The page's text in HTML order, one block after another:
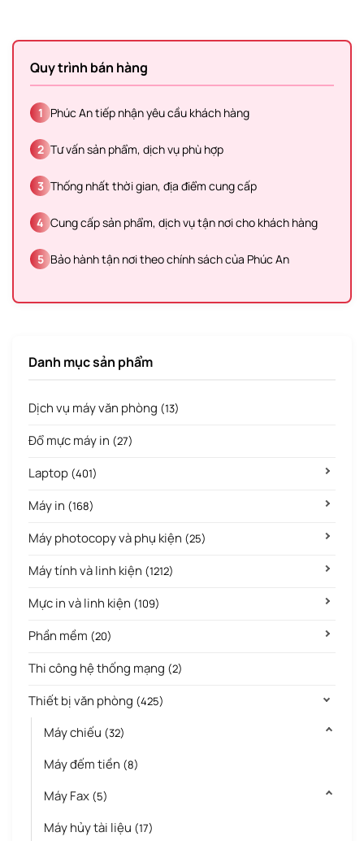
Quy trình bán hàng
1 Phúc An tiếp nhận yêu cầu khách hàng
2 Tư vấn sản phẩm, dịch vụ phù hợp
3 Thống nhất thời gian, địa điểm cung cấp
4 Cung cấp sản phẩm, dịch vụ tận nơi cho khách hàng
5 Bảo hành tận nơi theo chính sách của Phúc An
Danh mục sản phẩm
Dịch vụ máy văn phòng (13)
Đổ mực máy in (27)
Laptop (401)
Máy in (168)
Máy photocopy và phụ kiện (25)
Máy tính và linh kiện (1212)
Mực in và linh kiện (109)
Phần mềm (20)
Thi công hệ thống mạng (2)
Thiết bị văn phòng (425)
Máy chiếu (32)
Máy đếm tiền (8)
Máy Fax (5)
Máy hủy tài liệu (17)